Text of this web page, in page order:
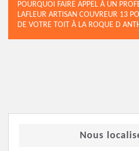
POURQUOI FAIRE APPEL À UN
LAFLEUR ARTISAN COUVREUR 13
DE VOTRE TOIT À LA ROQUE D
Nous